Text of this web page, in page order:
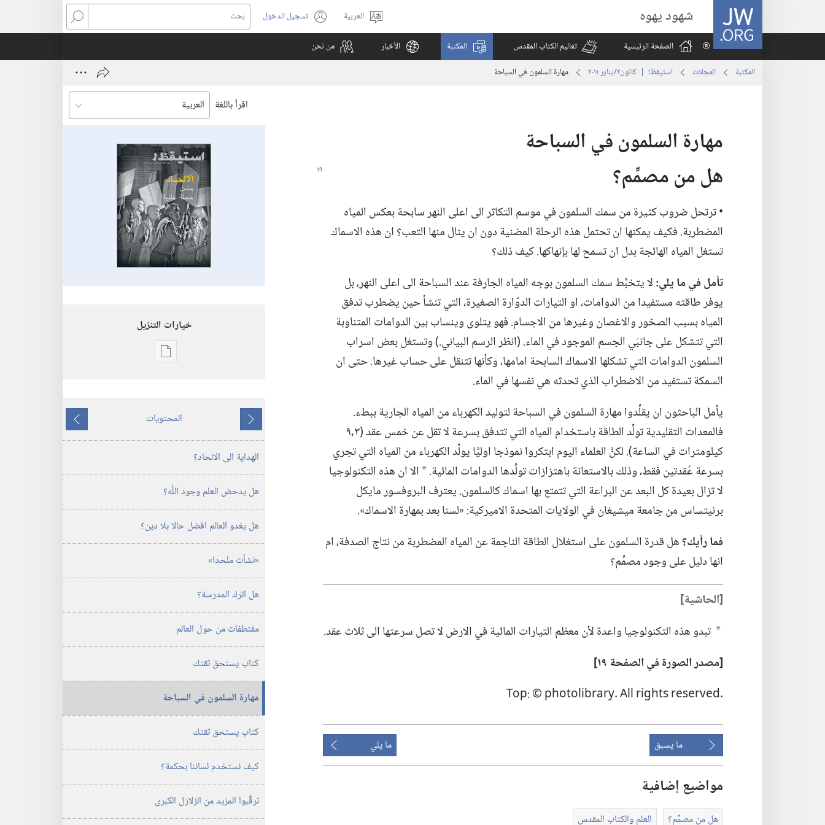
JW.ORG شهود يهوه
اختر
اللغة
العربية تسجيل الدخول
(يفتح
نافذة
بحث
الصفحة الرئيسية
تعاليم الكتاب المقدس المكتبة الأخبار من نحن
المكتبة المجلات استيقظ‏!‏ | ‏‎كانون٢/يناير‏ ‏‎٢٠١١‏ مهارة السلمون في السباحة
اقرأ باللغة
مهارة السلمون في السباحة
هل من مصمِّم؟‏
‏• ترتحل ضروب كثيرة من سمك السلمون في موسم التكاثر الى اعلى النهر سابحة بعكس المياه
المضطربة.‏ فكيف يمكنها ان تحتمل هذه الرحلة المضنية دون ان ينال منها التعب؟‏ ان هذه الاسماك
تستغل المياه الهائجة بدل ان تسمح لها بإنهاكها.‏ كيف ذلك؟‏
تأمل في ما يلي:‏لا يتخبَّط سمك السلمون بوجه المياه الجارفة عند السباحة الى اعلى النهر،‏ بل
يوفر طاقته مستفيدا من الدوامات،‏ او التيارات الدوّارة الصغيرة،‏ التي تنشأ حين يضطرب تدفق
المياه بسبب الصخور والاغصان وغيرها من الاجسام.‏ فهو يتلوى وينساب بين الدوامات المتناوبة
التي تتشكل على جانبَي الجسم الموجود في الماء.‏ (‏انظر الرسم البياني.‏)‏ وتستغل بعض اسراب
السلمون الدوامات التي تشكلها الاسماك السابحة امامها،‏ وكأنها تتنقل على حساب غيرها.‏ حتى ان
السمكة تستفيد من الاضطراب الذي تحدثه هي نفسها في الماء.‏
يأمل الباحثون ان يقلِّدوا مهارة السلمون في السباحة لتوليد الكهرباء من المياه الجارية ببطء.‏
فالمعدات التقليدية تولِّد الطاقة باستخدام المياه التي تتدفق بسرعة لا تقل عن خمس عقد (‏٣‏,٩
كيلومترات في الساعة)‏.‏ لكنَّ العلماء اليوم ابتكروا نموذجا اوليًّا يولِّد الكهرباء من المياه التي تجري
بسرعة عُقدتين فقط،‏ وذلك بالاستعانة باهتزازات تولِّدها الدوامات المائية.‏ a الا ان هذه التكنولوجيا
لا تزال بعيدة كل البعد عن البراعة التي تتمتع بها اسماك كالسلمون.‏ يعترف البروفسور مايكل
برنيتساس من جامعة ميشيغان في الولايات المتحدة الاميركية:‏ «لسنا بعد بمهارة الاسماك».‏
فما رأيك؟‏هل قدرة السلمون على استغلال الطاقة الناجمة عن المياه المضطربة من نتاج الصدفة،‏ ام
انها دليل على وجود مصمِّم؟‏
‏[الحاشية]‏
a تبدو هذه التكنولوجيا واعدة لأن معظم التيارات المائية في الارض لا تصل سرعتها الى ثلاث عقد.‏
‏[مصدر الصورة في الصفحة ١٩]‏
‏.‏All rights reserved .‏photolibrary © :‏Top
ما يسبق ما يلي
مواضيع إضافية
هل من مصمِّم؟‏ العلم والكتاب المقدس
خيارات التنزيل
خيارات
يناير‏
ما
يسبق
المحتويات
ما
يلي
الهداية الى الالحاد؟‏
هل يدحض العلم وجود اللّٰه؟‏
هل يغدو العالم افضل حالا بلا دين؟‏
‏«نشأت ملحدا»‏
هل اترك المدرسة؟‏
مقتطفات من حول العالم
كتاب يستحق ثقتك
مهارة السلمون في السباحة
كتاب يستحق ثقتك
كيف نستخدم لساننا بحكمة؟‏
ترقَّبوا المزيد من الزلازل الكبرى